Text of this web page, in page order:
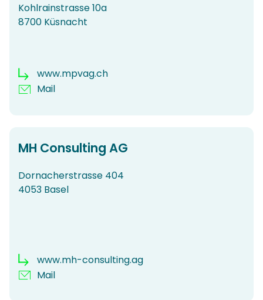
Kohlrainstrasse 10a
8700 Küsnacht
www.mpvag.ch
Mail
MH Consulting AG
Dornacherstrasse 404
4053 Basel
www.mh-consulting.ag
Mail